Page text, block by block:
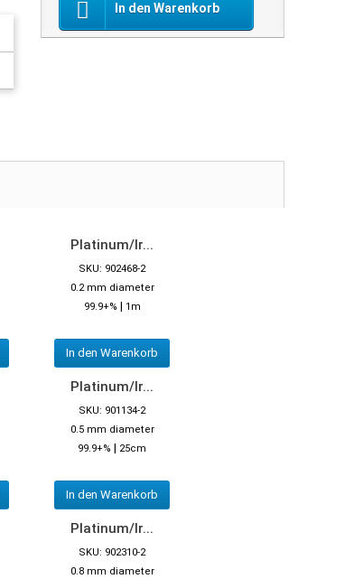
In den Warenkorb
Platinum/Ir...
SKU: 902468-2
0.2 mm diameter
99.9+% | 1m
In den Warenkorb
Platinum/Ir...
SKU: 901134-2
0.5 mm diameter
99.9+% | 25cm
In den Warenkorb
Platinum/Ir...
SKU: 902310-2
0.8 mm diameter